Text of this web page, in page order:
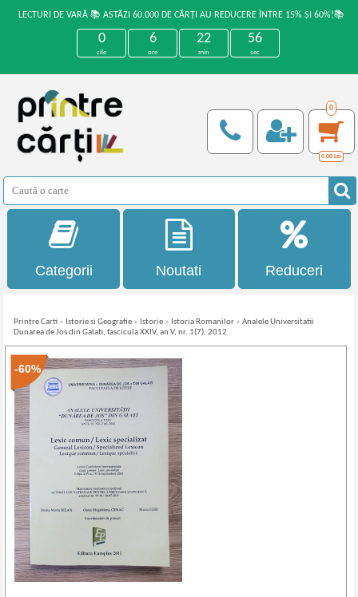
LECTURI DE VARĂ 📚 ASTĂZI 60.000 DE CĂRȚI AU REDUCERE ÎNTRE 15% ȘI 60%!📚
0
zile
6
ore
22
min
56
sec
0
0,00 Lei
Categorii Noutati Reduceri
Printre Carti » Istorie si Geografie » Istorie » Istoria Romanilor »Analele Universitatii
Dunarea de Jos din Galati, fascicula XXIV, an V, nr. 1(7), 2012
-60%